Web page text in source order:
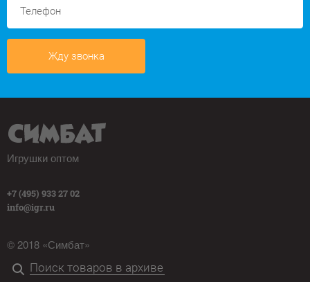
Жду звонка
Игрушки оптом
+7 (495) 933 27 02
info@igr.ru
© 2018 «Симбат»